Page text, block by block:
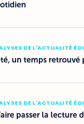
DE L'ACTUALITÉ
un temps
DE L'ACTUALITÉ
passer la lecture